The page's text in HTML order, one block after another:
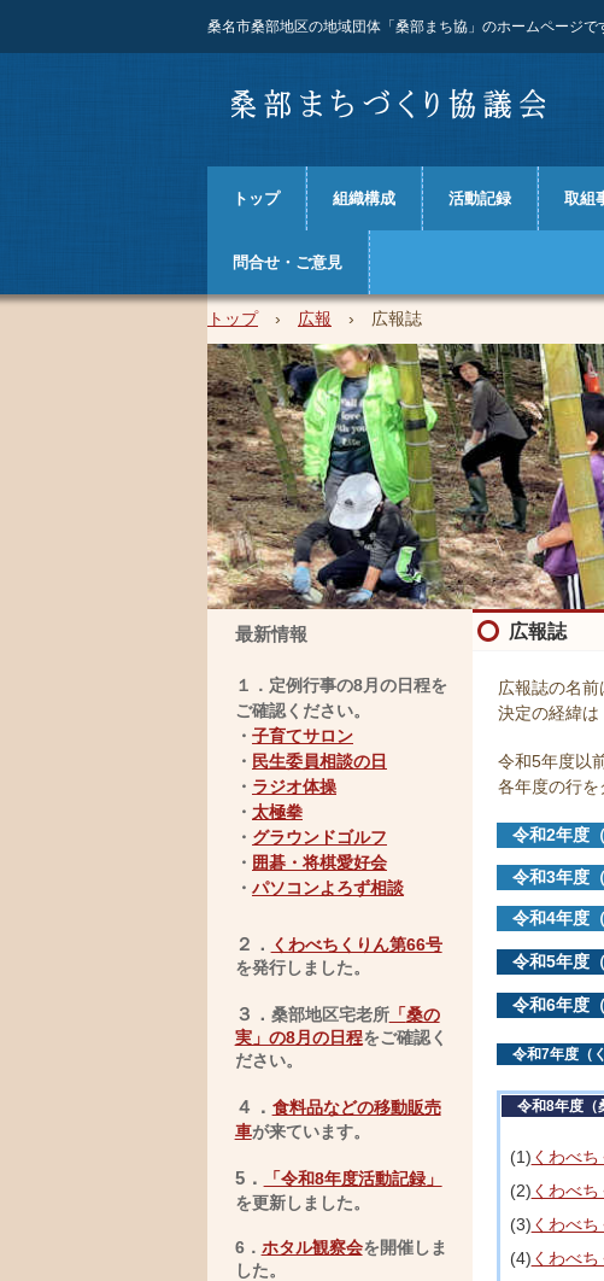
桑名市桑部地区の地域団体「桑部まち協」のホームページで
トップ 組織構成 活動記録 取組
問合せ・ご意見
トップ › 広報 › 広報誌
広報誌
広報誌の名
決定の経緯は
令和5年度以
各年度の行を
令和2年度
令和3年度
令和4年度
令和5年度
令和6年度
令和7年度（
令和8年度（
(1) くわべ
(2) くわべ
(3) くわべ
(4) くわべ
最新情報
１．定例行事の8月の日程を
ご確認ください。
・ 子育てサロン
・ 民生委員相談の日
・ ラジオ体操
・ 太極拳
・ グラウンドゴルフ
・ 囲碁・将棋愛好会
・ パソコンよろず相談
２． くわべちくりん第66号
を発行しました。
３． 桑部地区宅老所「桑の
実」の8月の日程をご確認く
ださい。
４ ． 食料品などの移動販売
車が来ています。
5．
「令和8年度活動記録」
を更新しました。
6． ホタル観察会を開催しま
した。